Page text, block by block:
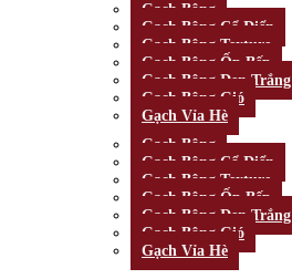
Gạch Bông
Gạch Bông Cổ Điển
Gạch Bông Texture
Gạch Bông Ốp Bếp
Gạch Bông Đen Trắng
Gạch Bông Gió
Gạch Vỉa Hè
Gạch Bông
Gạch Bông Cổ Điển
Gạch Bông Texture
Gạch Bông Ốp Bếp
Gạch Bông Đen Trắng
Gạch Bông Gió
Gạch Vỉa Hè